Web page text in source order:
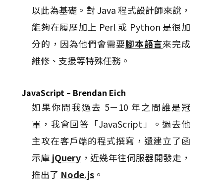
以此為基礎。對 Java 程式設計師來說，
能夠在履歷加上 Perl 或 Python 是很加
分的，因為他們會需要腳本語言來完成
維修、支援等特殊任務。
JavaScript – Brendan Eich
如果你問我過去 5－10 年之間誰是冠
軍，我會回答「JavaScript」。過去他
主攻在客戶端的程式撰寫，還建立了函
示庫 jQuery ，近幾年往伺服器開發走，
推出了 Node.js 。